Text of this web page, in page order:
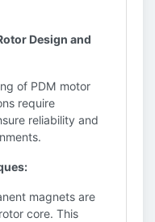
Design and
of PDM motor
require
reliability and
magnets are
core. This